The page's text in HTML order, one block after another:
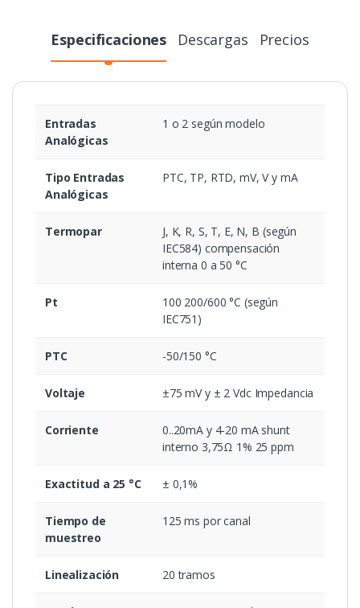
Especificaciones Descargas Precios
Entradas
Analógicas
1 o 2 según modelo
Tipo Entradas
Analógicas
PTC, TP, RTD, mV, V y mA
Termopar
J, K, R, S, T, E, N, B (según
IEC584) compensación
interna 0 a 50 °C
Pt
100 200/600 °C (según
IEC751)
PTC -50/150 °C
Voltaje ±75 mV y ± 2 Vdc Impedancia
Corriente
0..20mA y 4-20 mA shunt
interno 3,75Ω 1% 25 ppm
Exactitud a 25 °C ± 0,1%
Tiempo de
muestreo
125 ms por canal
Linealización 20 tramos